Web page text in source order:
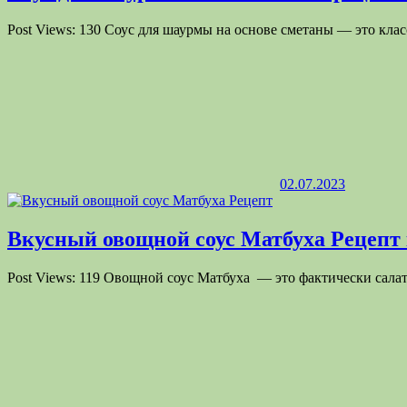
Post Views: 130 Соус для шаурмы на основе сметаны — это
02.07.2023
Вкусный овощной соус Матбуха Рецепт
Post Views: 119 Овощной соус Матбуха — это фактически